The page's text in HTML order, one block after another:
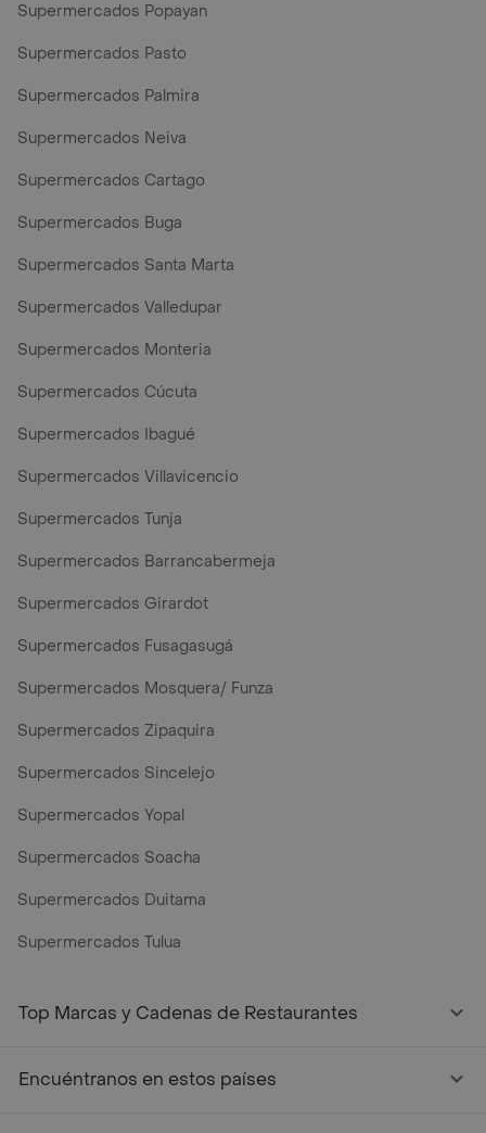
Supermercados Popayan
Supermercados Pasto
Supermercados Palmira
Supermercados Neiva
Supermercados Cartago
Supermercados Buga
Supermercados Santa Marta
Supermercados Valledupar
Supermercados Monteria
Supermercados Cúcuta
Supermercados Ibagué
Supermercados Villavicencio
Supermercados Tunja
Supermercados Barrancabermeja
Supermercados Girardot
Supermercados Fusagasugá
Supermercados Mosquera/ Funza
Supermercados Zipaquira
Supermercados Sincelejo
Supermercados Yopal
Supermercados Soacha
Supermercados Duitama
Supermercados Tulua
Top Marcas y Cadenas de Restaurantes
Encuéntranos en estos países